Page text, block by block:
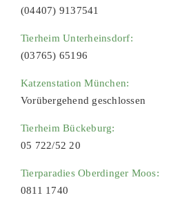
(04407) 9137541
Tierheim Unterheinsdorf:
(03765) 65196
Katzenstation München:
Vorübergehend geschlossen
Tierheim Bückeburg:
05 722/52 20
Tierparadies Oberdinger Moos:
0811 1740